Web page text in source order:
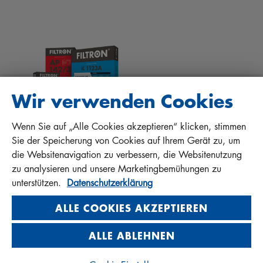
PROTECT+
FAQ
MANN+HUMMEL FT Poland
Sp. z o. o. Sp. k.
ul. Wrocławska 145, 63-800 GOSTYŃ, POLAND
Privacy Statement
Imprint
Wir verwenden Cookies
Wenn Sie auf „Alle Cookies akzeptieren“ klicken, stimmen
Sie der Speicherung von Cookies auf Ihrem Gerät zu, um
die Websitenavigation zu verbessern, die Websitenutzung
zu analysieren und unsere Marketingbemühungen zu
unterstützen. Datenschutzerklärung
ALLE COOKIES AKZEPTIEREN
ALLE ABLEHNEN